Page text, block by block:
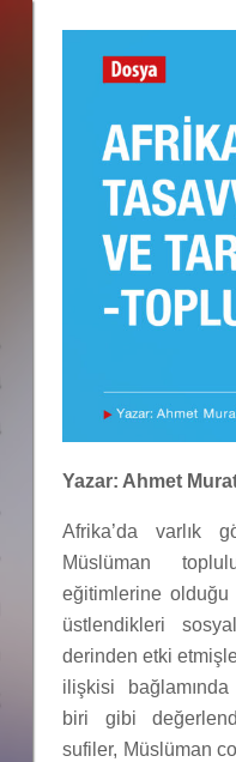
Yazar: Ahmet
Afrika’da varlık
Müslüman
eğitimlerine
üstlendikleri
derinden etki
ilişkisi
biri gibi
sufiler, Müslüman